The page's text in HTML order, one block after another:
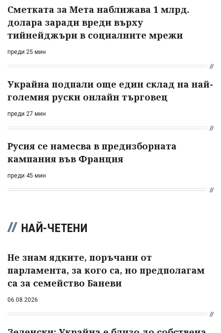
Сметката за Мета наближава 1 млрд.
долара заради вреди върху
тийнейджъри в социалните мрежи
преди 25 мин
Украйна подпали още един склад на най-
големия руски онлайн търговец
преди 27 мин
Русия се намесва в предизборната
кампания във Франция
преди 45 мин
НАЙ-ЧЕТЕНИ
Не знам ядките, поръчани от
парламента, за кого са, но предполагам
са за семейство Баневи
06.08.2026